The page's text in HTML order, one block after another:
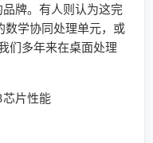
牌。有人则认为这完
数学协同处理单元，或
们多年来在桌面处理